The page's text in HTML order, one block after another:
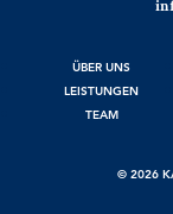
ÜBER UNS
LEISTUNGEN
TEAM
© 2026